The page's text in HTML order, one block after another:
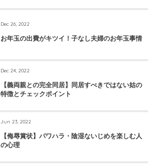
Dec 26, 2022
お年玉の出費がキツイ！子なし夫婦のお年玉事情
Dec 24, 2022
【義両親との完全同居】同居すべきではない姑の
特徴とチェックポイント
Jun 23, 2022
【侮辱賞状】パワハラ・陰湿ないじめを楽しむ人
の心理